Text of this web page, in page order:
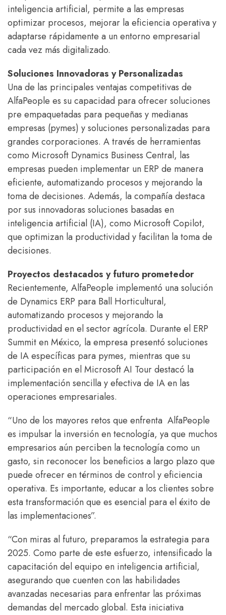
inteligencia artificial, permite a las empresas
optimizar procesos, mejorar la eficiencia operativa y
adaptarse rápidamente a un entorno empresarial
cada vez más digitalizado.
Soluciones Innovadoras y Personalizadas
Una de las principales ventajas competitivas de
AlfaPeople es su capacidad para ofrecer soluciones
pre empaquetadas para pequeñas y medianas
empresas (pymes) y soluciones personalizadas para
grandes corporaciones. A través de herramientas
como Microsoft Dynamics Business Central, las
empresas pueden implementar un ERP de manera
eficiente, automatizando procesos y mejorando la
toma de decisiones. Además, la compañía destaca
por sus innovadoras soluciones basadas en
inteligencia artificial (IA), como Microsoft Copilot,
que optimizan la productividad y facilitan la toma de
decisiones.
Proyectos destacados y futuro prometedor
Recientemente, AlfaPeople implementó una solución
de Dynamics ERP para Ball Horticultural,
automatizando procesos y mejorando la
productividad en el sector agrícola. Durante el ERP
Summit en México, la empresa presentó soluciones
de IA específicas para pymes, mientras que su
participación en el Microsoft AI Tour destacó la
implementación sencilla y efectiva de IA en las
operaciones empresariales.
“Uno de los mayores retos que enfrenta AlfaPeople
es impulsar la inversión en tecnología, ya que muchos
empresarios aún perciben la tecnología como un
gasto, sin reconocer los beneficios a largo plazo que
puede ofrecer en términos de control y eficiencia
operativa. Es importante, educar a los clientes sobre
esta transformación que es esencial para el éxito de
las implementaciones”.
“Con miras al futuro, preparamos la estrategia para
2025. Como parte de este esfuerzo, intensificado la
capacitación del equipo en inteligencia artificial,
asegurando que cuenten con las habilidades
avanzadas necesarias para enfrentar las próximas
demandas del mercado global. Esta iniciativa